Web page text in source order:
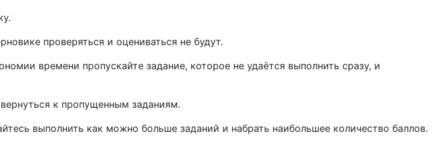
проверяться и оцениваться не будут.
времени пропускайте задание, которое не удаётся выполнить сразу, и
к пропущенным заданиям.
выполнить как можно больше заданий и набрать наибольшее количество баллов.